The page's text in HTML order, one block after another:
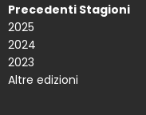
Precedenti Stagioni
2025
2024
2023
Altre edizioni